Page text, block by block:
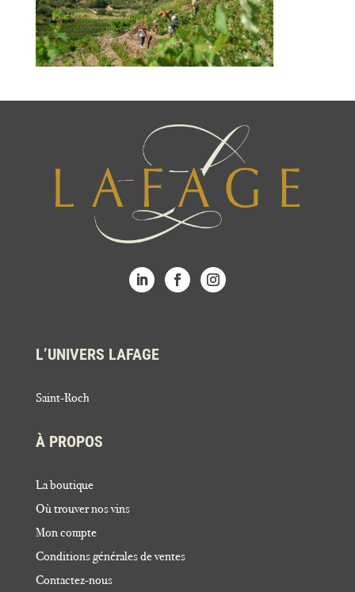
L’UNIVERS LAFAGE
Saint-Roch
À PROPOS
La boutique
Où trouver nos vins
Mon compte
Conditions générales de ventes
Contactez-nous